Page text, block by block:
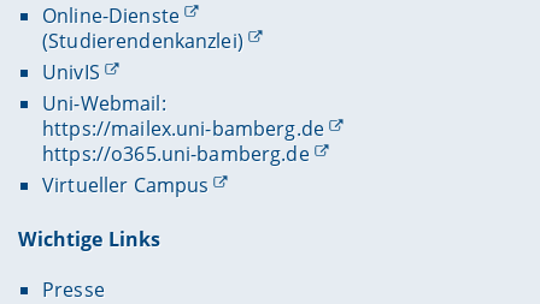
Online-Dienste
(Studierendenkanzlei)
UnivIS
Uni-Webmail:
https://mailex.uni-bamberg.de
https://o365.uni-bamberg.de
Virtueller Campus
Wichtige Links
Presse